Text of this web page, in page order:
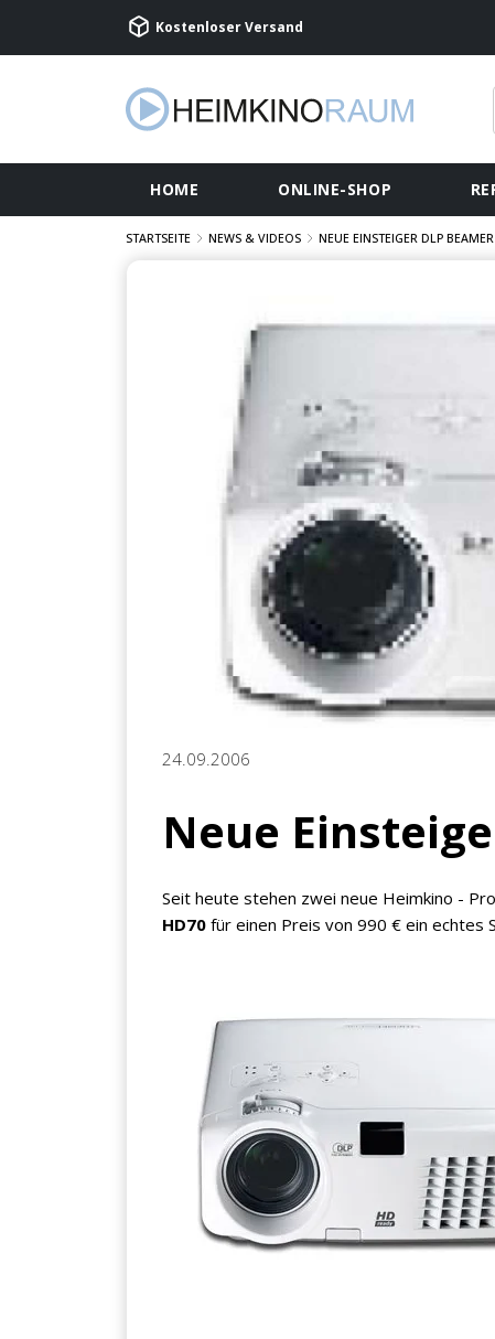
Kostenloser Versand
HOME ONLINE-SHOP
STARTSEITE NEWS & VIDEOS NEUE EINSTEIGER DLP BEAMER
24.09.2006
Neue
Seit heute stehen zwei neue Heimkino -
HD70 für einen Preis von 990 € ein echtes